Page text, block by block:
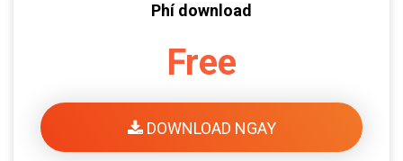
Phí download
Free
DOWNLOAD NGAY